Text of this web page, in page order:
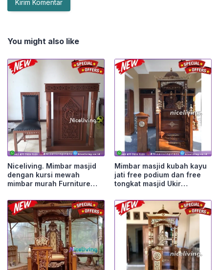
You might also like
Niceliving. Mimbar masjid
dengan kursi mewah
mimbar murah Furniture
Mimbar masjid kubah kayu
jati free podium dan free
tongkat masjid Ukir